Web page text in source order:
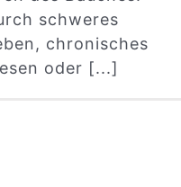
schweres
chronisches
oder [...]